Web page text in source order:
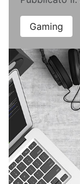
Gaming